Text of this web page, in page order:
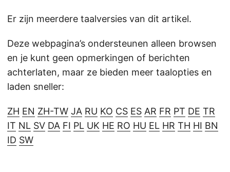
Er zijn meerdere taalversies van dit artikel.
Deze webpagina’s ondersteunen alleen browsen
en je kunt geen opmerkingen of berichten
achterlaten, maar ze bieden meer taalopties en
laden sneller:
ZH EN ZH-TW JA RU KO CS ES AR FR PT DE TR
IT NL SV DA FI PL UK HE RO HU EL HR TH HI BN
ID SW